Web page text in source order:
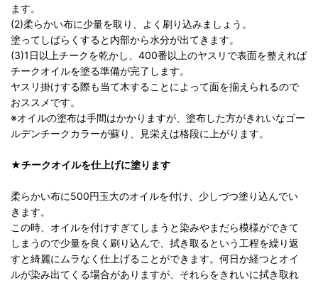
ます。
(2)柔らかい布に少量を取り、よく刷り込みましょう。
塗ってしばらくすると内部から水分が出てきます。
(3)1日以上チークを乾かし、400番以上のヤスリで表面を整えれば
チークオイルを塗る準備が完了します。
ヤスリ掛けする際も当て木することによって面を揃えられるので
おススメです。
※オイルの塗布は手間はかかりますが、塗布した方がきれいなゴー
ルデンチークカラーが蘇り、見栄えは格段に上がります。
★チークオイルを仕上げに塗ります
柔らかい布に500円玉大のオイルを付け、少しづつ塗り込んでい
きます。
この時、オイルを付けすぎてしまうと染みやまだら模様ができて
しまうので少量を良く刷り込んで、拭き取るという工程を繰り返
すと綺麗にムラなく仕上げることができます。何日か経つとオイ
ルが染み出てくる場合がありますが、それらをきれいに拭き取れ